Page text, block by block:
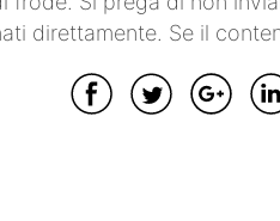
direttamente. Se il